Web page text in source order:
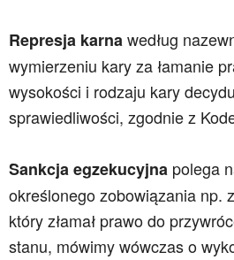
Represja karnawedług
wymierzeniu kary za łamanie
wysokości i rodzaju kary
sprawiedliwości, zgodnie z
Sankcja egzekucyjna polega
określonego zobowiązania np.
który złamał prawo do
stanu, mówimy wówczas o